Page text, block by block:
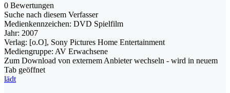
0 Bewertungen
Suche nach diesem Verfasser
Medienkennzeichen: DVD Spielfilm
Jahr: 2007
Verlag: [o.O], Sony Pictures Home Entertainment
Mediengruppe: AV Erwachsene
Zum Download von externem Anbieter wechseln - wird in neuem
Tab geöffnet
lädt